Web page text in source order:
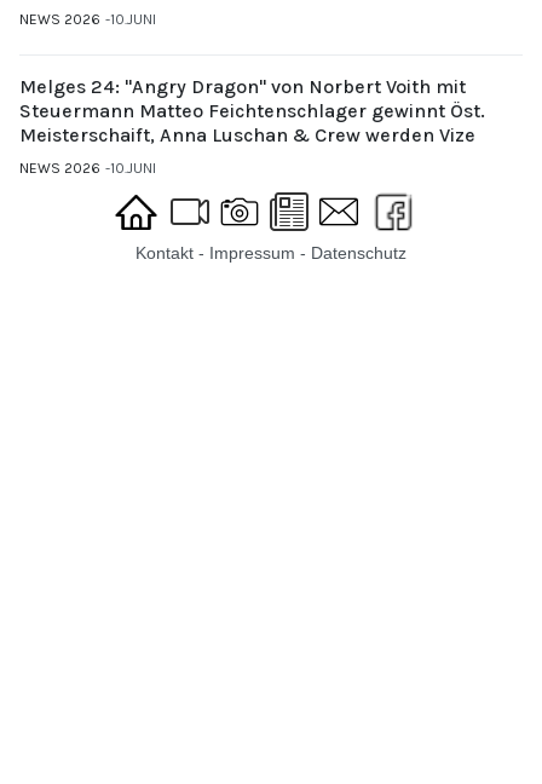
NEWS 2026 10.JUNI
Melges 24: "Angry Dragon" von Norbert Voith mit
Steuermann Matteo Feichtenschlager gewinnt Öst.
Meisterschaift, Anna Luschan & Crew werden Vize
NEWS 2026 10.JUNI
Kontakt - Impressum - Datenschutz